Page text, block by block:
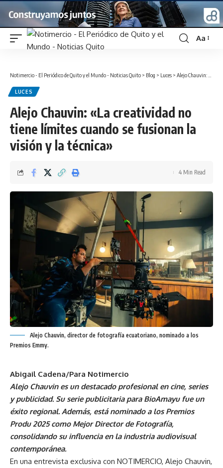
Font
Aa
Notimercio - El Periódico de Quito y el Mundo - Noticias Quito > Blog > Luces > Alejo Chauvin: «La creatividad no tiene límites cuando se fusionan la visión y la técnica»
LUCES
Alejo Chauvin: «La creatividad no
tiene límites cuando se fusionan la
visión y la técnica»
4 Min Read
Alejo Chauvin, director de fotografía ecuatoriano, nominado a los
Premios Emmy.
Abigail Cadena/Para Notimercio
Alejo Chauvin es un destacado profesional en cine, series
y publicidad. Su serie publicitaria para BioAmayu fue un
éxito regional. Además, está nominado a los Premios
Produ 2025 como Mejor Director de Fotografía,
consolidando su influencia en la industria audiovisual
contemporánea.
En una entrevista exclusiva con NOTIMERCIO, Alejo Chauvin,